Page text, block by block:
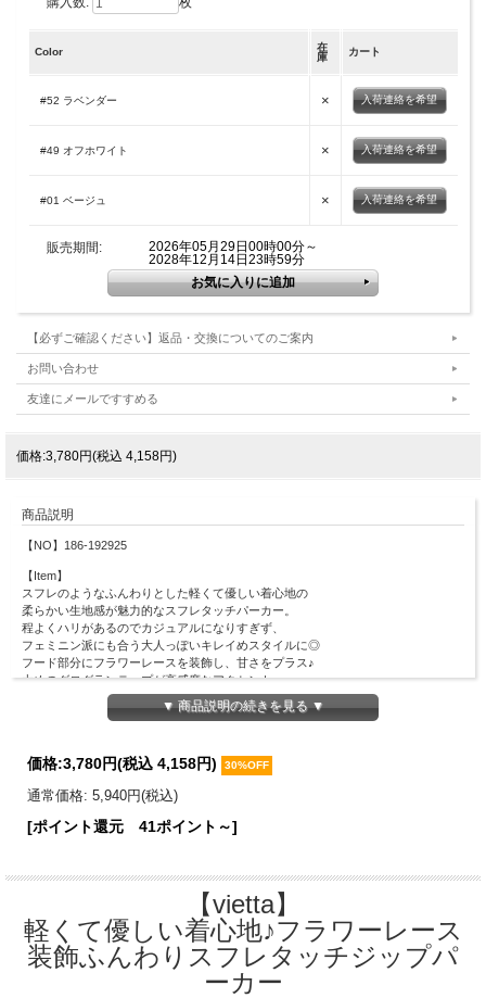
Color
在
庫
カート
#52 ラベンダー × 入荷連絡を希望
#49 オフホワイト × 入荷連絡を希望
#01 ベージュ × 入荷連絡を希望
販売期間:
2026年05月29日00時00分～
2028年12月14日23時59分
【必ずご確認ください】返品・交換についてのご案内
お問い合わせ
友達にメールですすめる
価格:3,780円(税込 4,158円)
商品説明
【NO】186-192925
【Item】
スフレのようなふんわりとした軽くて優しい着心地の
柔らかい生地感が魅力的なスフレタッチパーカー。
程よくハリがあるのでカジュアルになりすぎず、
フェミニン派にも合う大人っぽいキレイめスタイルに◎
フード部分にフラワーレースを装飾し、甘さをプラス♪
太めのグログランテープが高感度なアクセント。
サッと羽織るだけで、ゆったりリラクシーで
旬な抜け感のある可愛らしさを演出できるアイテムです。
本体：ポリエステル80％、レーヨン16％、ポリウレタン4％
総丈：50cm
袖丈：56cm
【Color】
#01 ベージュ/ #49 オフホワイト/ #52 ラベンダー/
▼ 商品説明の続きを見る ▼
価格:3,780円(税込 4,158円) 30%OFF
通常価格: 5,940円(税込)
[ポイント還元 41ポイント～]
【vietta】
軽くて優しい着心地♪フラワーレース
装飾ふんわりスフレタッチジップパ
ーカー